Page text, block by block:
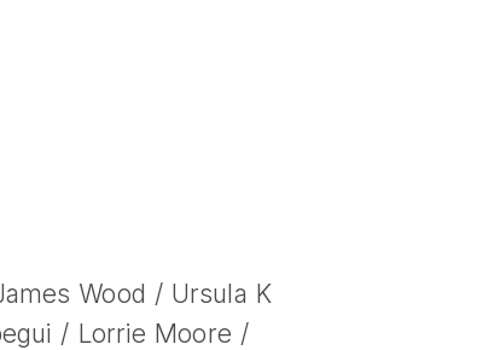
Wood / Ursula K
/ Lorrie Moore /